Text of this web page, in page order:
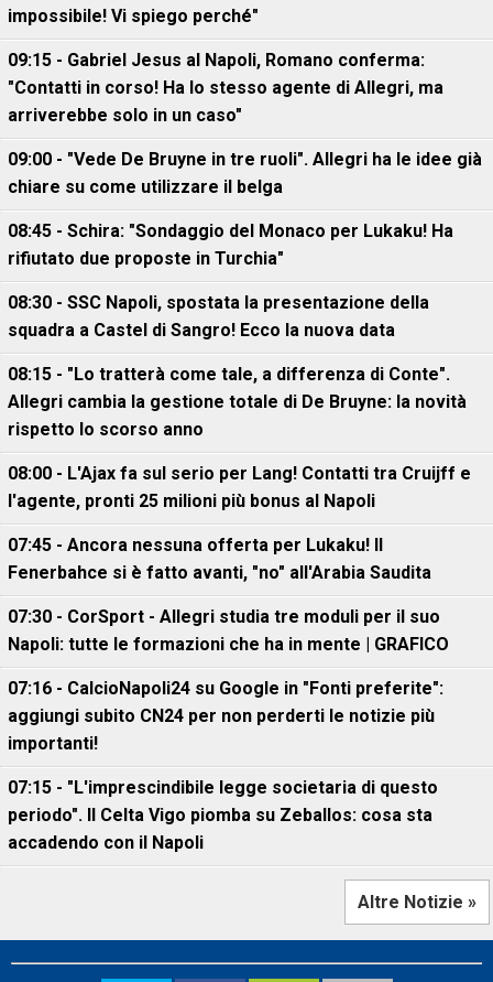
impossibile! Vi spiego perché"
09:15 - Gabriel Jesus al Napoli, Romano conferma:
"Contatti in corso! Ha lo stesso agente di Allegri, ma
arriverebbe solo in un caso"
09:00 - "Vede De Bruyne in tre ruoli". Allegri ha le idee già
chiare su come utilizzare il belga
08:45 - Schira: "Sondaggio del Monaco per Lukaku! Ha
rifiutato due proposte in Turchia"
08:30 - SSC Napoli, spostata la presentazione della
squadra a Castel di Sangro! Ecco la nuova data
08:15 - "Lo tratterà come tale, a differenza di Conte".
Allegri cambia la gestione totale di De Bruyne: la novità
rispetto lo scorso anno
08:00 - L'Ajax fa sul serio per Lang! Contatti tra Cruijff e
l'agente, pronti 25 milioni più bonus al Napoli
07:45 - Ancora nessuna offerta per Lukaku! Il
Fenerbahce si è fatto avanti, "no" all'Arabia Saudita
07:30 - CorSport - Allegri studia tre moduli per il suo
Napoli: tutte le formazioni che ha in mente | GRAFICO
07:16 - CalcioNapoli24 su Google in "Fonti preferite":
aggiungi subito CN24 per non perderti le notizie più
importanti!
07:15 - "L'imprescindibile legge societaria di questo
periodo". Il Celta Vigo piomba su Zeballos: cosa sta
accadendo con il Napoli
Altre Notizie »